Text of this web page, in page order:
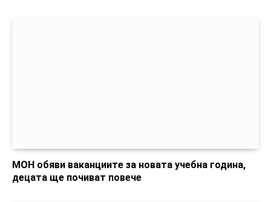
МОН обяви ваканциите за новата учебна година,
децата ще почиват повече